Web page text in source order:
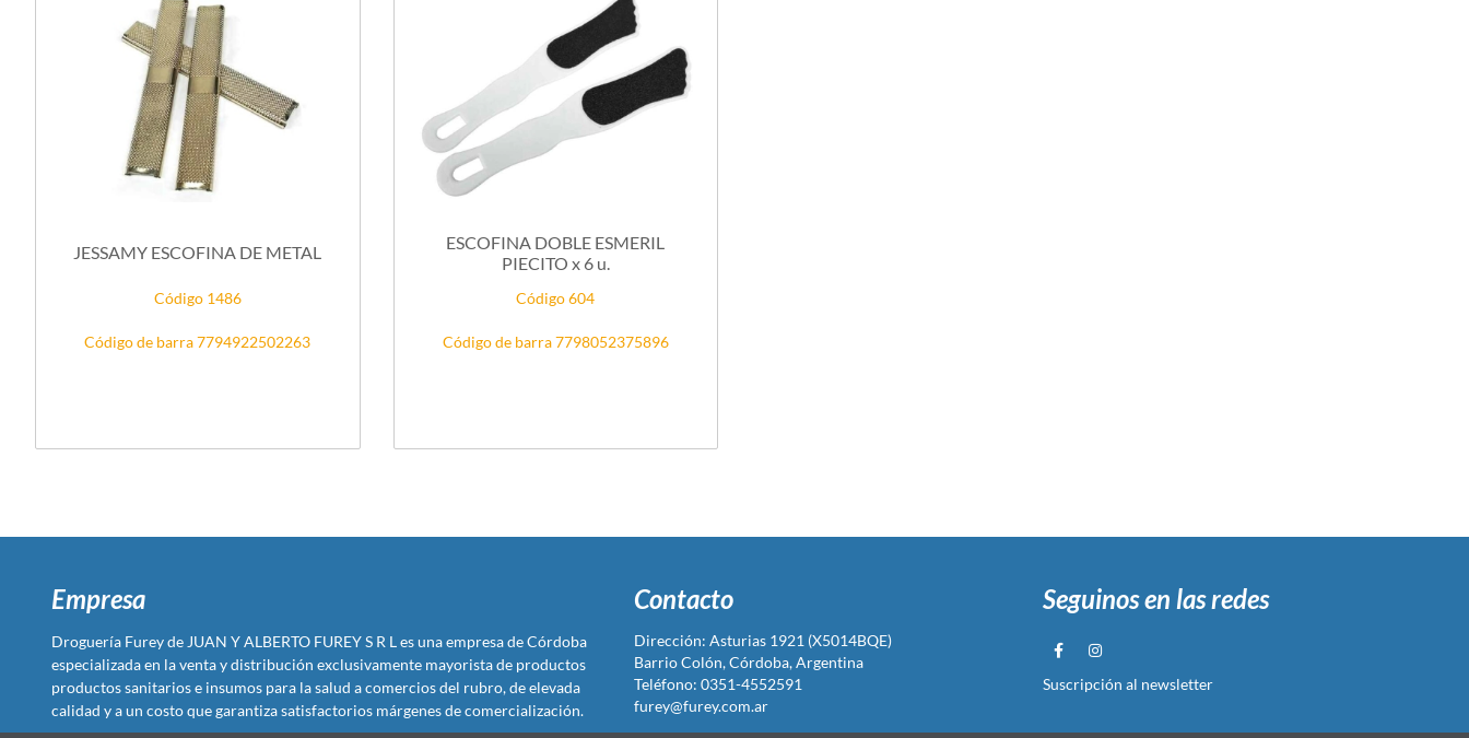
JESSAMY ESCOFINA DE METAL
Código 1486
Código de barra 7794922502263
ESCOFINA DOBLE ESMERIL
PIECITO x 6 u.
Código 604
Código de barra 7798052375896
Empresa
Droguería Furey de JUAN Y ALBERTO FUREY S R L es una empresa de Córdoba
especializada en la venta y distribución exclusivamente mayorista de productos
productos sanitarios e insumos para la salud a comercios del rubro, de elevada
calidad y a un costo que garantiza satisfactorios márgenes de comercialización.
Contacto
Dirección: Asturias 1921 (X5014BQE)
Barrio Colón, Córdoba, Argentina
Teléfono: 0351-4552591
furey@furey.com.ar
Seguinos en las redes
Suscripción al newsletter